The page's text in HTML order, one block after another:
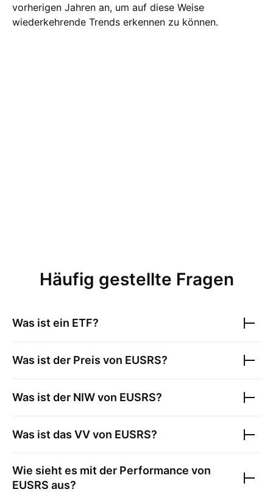
vorherigen Jahren an, um auf diese Weise
wiederkehrende Trends erkennen zu können.
Häufig gestellte Fragen
Was ist ein ETF?
Was ist der Preis von EUSRS?
Was ist der NIW von EUSRS?
Was ist das VV von EUSRS?
Wie sieht es mit der Performance von
EUSRS aus?